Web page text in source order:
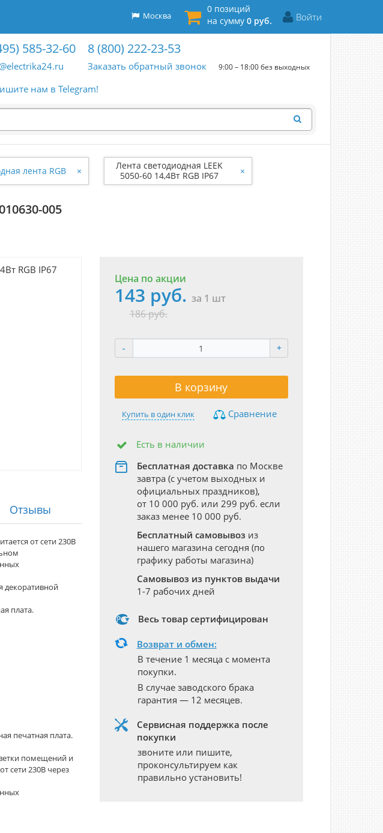
Войти
0 позиций
на сумму 0 руб.
Москва
585-32-60 8 (800) 222-23-53
Заказать обратный звонок 9:00 – 18:00 без выходных
нам в Telegram!
лента RGB ×
Лента светодиодная LEEK
5050-60 14,4Вт RGB IP67
220В LE010630-005
×
005
Цена по акции
143 руб. за 1 шт
186 руб.
- +
В корзину
Купить в один клик Сравнение
Есть в наличии
Бесплатная доставка по Москве
завтра (с учетом выходных и
официальных праздников),
от 10 000 руб. или 299 руб. если
заказ менее 10 000 руб.
Бесплатный самовывоз из
нашего магазина сегодня (по
графику работы магазина)
Самовывоз из пунктов выдачи
1-7 рабочих дней
Весь товар сертифицирован
Возврат и обмен:
В течение 1 месяца с момента
покупки.
В случае заводского брака
гарантия — 12 месяцев.
Сервисная поддержка после
покупки
звоните или пишите,
проконсультируем как
правильно установить!
Отзывы
от сети 230В
декоративной
плата.
печатная плата.
помещений и
сети 230В через